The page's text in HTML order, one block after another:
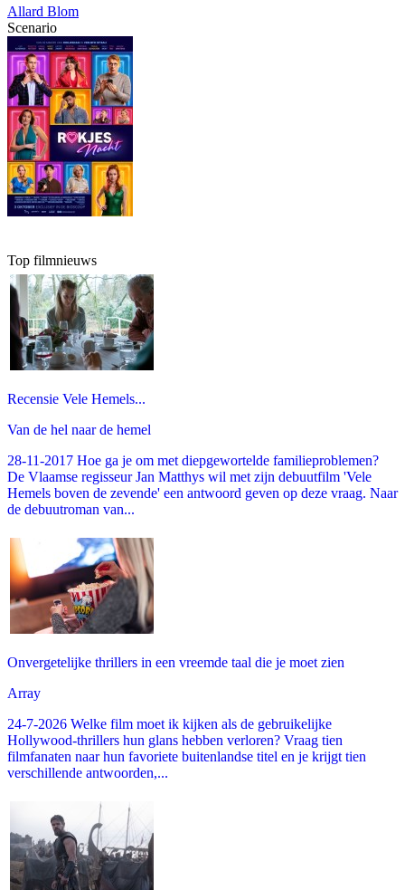
Allard Blom
Scenario
Top filmnieuws
Recensie Vele Hemels...
Van de hel naar de hemel
28-11-2017 Hoe ga je om met diepgewortelde familieproblemen?
De Vlaamse regisseur Jan Matthys wil met zijn debuutfilm 'Vele
Hemels boven de zevende' een antwoord geven op deze vraag. Naar
de debuutroman van...
Onvergetelijke thrillers in een vreemde taal die je moet zien
Array
24-7-2026 Welke film moet ik kijken als de gebruikelijke
Hollywood-thrillers hun glans hebben verloren? Vraag tien
filmfanaten naar hun favoriete buitenlandse titel en je krijgt tien
verschillende antwoorden,...